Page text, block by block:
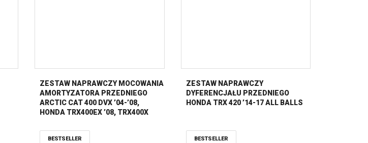
ZESTAW NAPRAWCZY MOCOWANIA
AMORTYZATORA PRZEDNIEGO
ARCTIC CAT 400 DVX ’04-’08,
HONDA TRX400EX ’08, TRX400X
ALL BALLS
BESTSELLER
ZESTAW NAPRAWCZY
DYFERENCJAŁU PRZEDNIEGO
HONDA TRX 420 ’14-17 ALL BALLS
BESTSELLER